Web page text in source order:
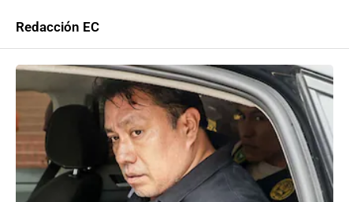
Redacción EC